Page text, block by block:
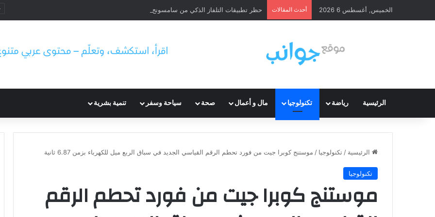
الخميس, أغسطس 6 2026 أحدث المقالات حظر تطبيقات التلفاز الذكي من سامسونج لحماية الخصوصية
الرئيسية رياضة تكنولوجيا مال و أعمال صحة سياحة وسفر تنمية بشرية
الرئيسية /تكنولوجيا / موستنج كوبرا جيت من فورد تحطم الرقم القياسي الجديد في سباق الربع ميل للكهرباء بزمن 6.87 ثانية
تكنولوجيا
موستنج كوبرا جيت من فورد تحطم الرقم